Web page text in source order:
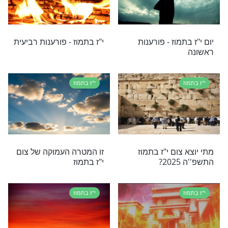
מי אבות אבותיו
י"ז בתמוז - פורענות שלישית
- פורענות שניה
י"ז בתמוז
י"ז בתמוז - פורענות חמישית